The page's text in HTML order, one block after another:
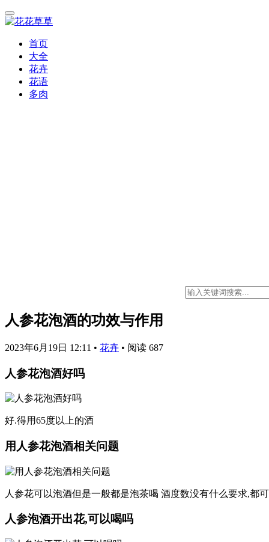
首页
大全
花卉
花语
多肉
人参花泡酒的功效与作用
2023年6月19日 12:11 • 花卉 • 阅读 687
人参花泡酒好吗
好.得用65度以上的酒
用人参花泡酒相关问题
人参花可以泡酒但是一般都是泡茶喝 酒度数没有什么要求,都
人参泡酒开出花,可以喝吗